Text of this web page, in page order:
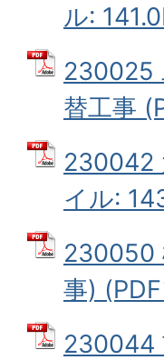
ル:
230025
替工事
230042
イル:
230050
事)
230044